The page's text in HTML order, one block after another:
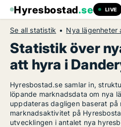
Hyresbostad.se LIVE
Se all statistik Nya lägenheter
Statistik över
att hyra i
Hyresbostad.se samlar in,
löpande marknadsdata om nya
uppdateras dagligen baserat på
marknadsaktivitet på
utvecklingen i antalet nya